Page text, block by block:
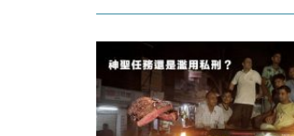
18:15 本地｜新世界
16:33 財經｜滙控重啟
15:59 財經｜SA售股自
11:30 財經｜精星香港
14:50 地產｜大酒店中